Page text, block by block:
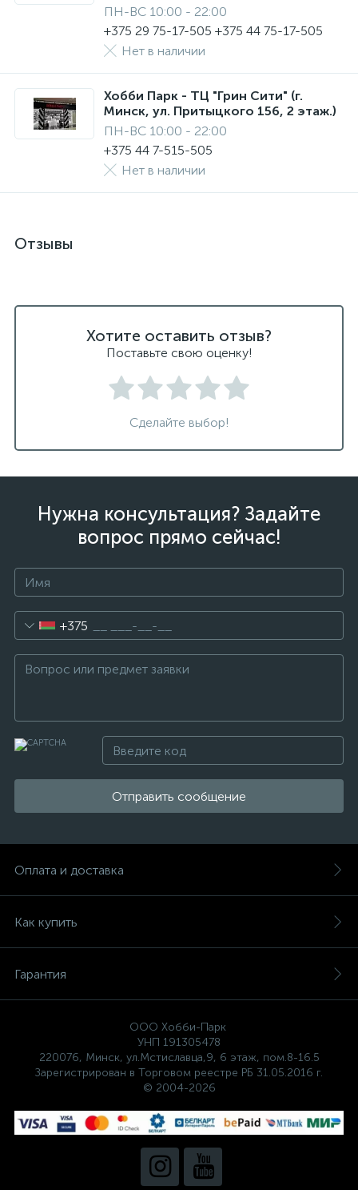
ПН-ВС 10:00 - 22:00
+375 29 75-17-505 +375 44 75-17-505
Нет в наличии
Хобби Парк - ТЦ "Грин Сити" (г.
Минск, ул. Притыцкого 156, 2 этаж.)
ПН-ВС 10:00 - 22:00
+375 44 7-515-505
Нет в наличии
Отзывы
Хотите оставить отзыв?
Поставьте свою оценку!
Сделайте выбор!
Нужна консультация? Задайте
вопрос прямо сейчас!
+375
Отправить сообщение
Оплата и доставка
Как купить
Гарантия
ООО Хобби-Парк
УНП 191305478
220076, Минск, ул.Мстиславца,9, 6 этаж, пом.8-16.5
Зарегистрирован в Торговом реестре РБ 31.05.2016 г.
© 2004-2026